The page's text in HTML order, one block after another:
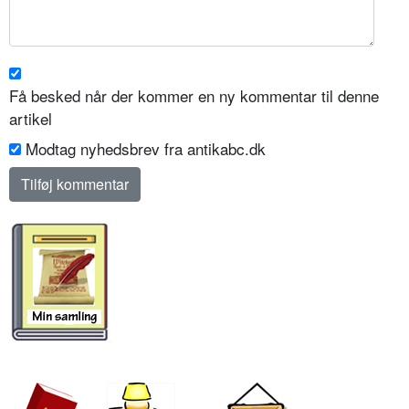
Få besked når der kommer en ny kommentar til denne
artikel
Modtag nyhedsbrev fra antikabc.dk